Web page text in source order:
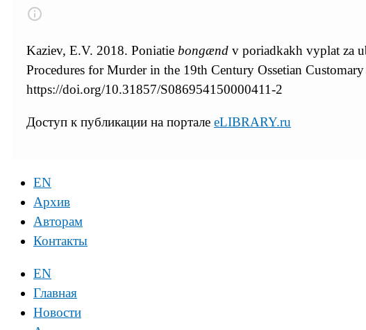
Kaziev, E.V. 2018. Poniatie bongænd v poriadkakh vyplat za
Procedures for Murder in the 19th Century Ossetian
https://doi.org/10.31857/S086954150000411-2
Доступ к публикации на портале eLIBRARY.ru
EN
Архив
Авторам
Контакты
EN
Главная
Новости